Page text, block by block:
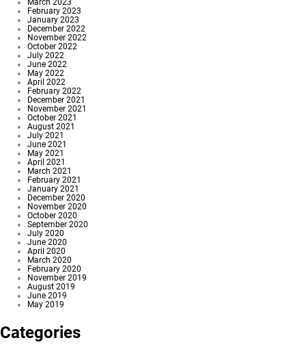
March 2023
February 2023
January 2023
December 2022
November 2022
October 2022
July 2022
June 2022
May 2022
April 2022
February 2022
December 2021
November 2021
October 2021
August 2021
July 2021
June 2021
May 2021
April 2021
March 2021
February 2021
January 2021
December 2020
November 2020
October 2020
September 2020
July 2020
June 2020
April 2020
March 2020
February 2020
November 2019
August 2019
June 2019
May 2019
Categories